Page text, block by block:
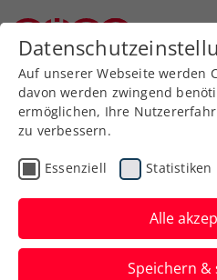
Zurück zur
Turniere
French
geht weiter –
im Paris-
Auf unserer Webseite werden
davon werden zwingend
ermöglichen, Ihre
zu verbessern.
Essenziell Statistiken
Alle
Speichern &